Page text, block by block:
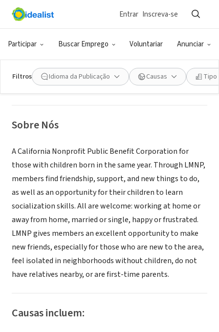
Participar Buscar Emprego Voluntariar Anunciar
Entrar Inscreva-se
Filtros Idioma da Publicação Causas Tipo
ONG (SETOR SOCIAL)
Las Madres Neighborhood
Playgroups of Santa Clara County,
California
Sobre Nós
A California Nonprofit Public Benefit Corporation for
those with children born in the same year. Through LMNP,
members find friendship, support, and new things to do,
as well as an opportunity for their children to learn
socialization skills. All are welcome: working at home or
away from home, married or single, happy or frustrated.
LMNP gives members an excellent opportunity to make
new friends, especially for those who are new to the area,
feel isolated in neighborhoods without children, do not
have relatives nearby, or are first-time parents.
Causas incluem: